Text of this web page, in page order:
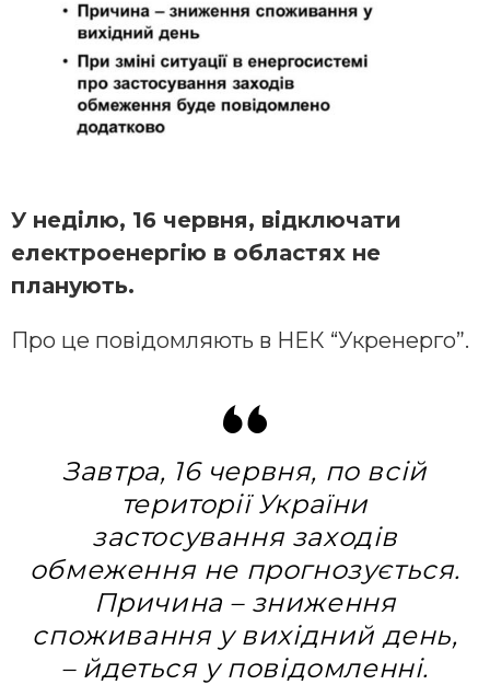
У неділю, 16 червня, відключати
електроенергію в областях не
планують.
Про це повідомляють в НЕК “Укренерго”.
Завтра, 16 червня, по всій
території України
застосування заходів
обмеження не прогнозується.
Причина – зниження
споживання у вихідний день,
– йдеться у повідомленні.